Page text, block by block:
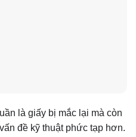
là giấy bị mắc lại mà còn
đề kỹ thuật phức tạp hơn.